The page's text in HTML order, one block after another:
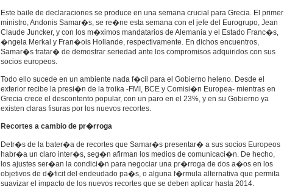
Este baile de declaraciones se produce en una semana crucial para Grecia. El primer
ministro, Andonis Samar�s, se re�ne esta semana con el jefe del Eurogrupo, Jean
Claude Juncker, y con los m�ximos mandatarios de Alemania y el Estado Franc�s,
�ngela Merkal y Fran�ois Hollande, respectivamente. En dichos encuentros,
Samar�s tratar� de demostrar seriedad ante los compromisos adquiridos con sus
socios europeos.
Todo ello sucede en un ambiente nada f�cil para el Gobierno heleno. Desde el
exterior recibe la presi�n de la troika -FMI, BCE y Comisi�n Europea- mientras en
Grecia crece el descontento popular, con un paro en el 23%, y en su Gobierno ya
existen claras fisuras por los nuevos recortes.
Recortes a cambio de pr�rroga
Detr�s de la bater�a de recortes que Samar�s presentar� a sus socios Europeos
habr�a un claro inter�s, seg�n afirman los medios de comunicaci�n. De hecho,
los ajustes ser�an la condici�n para negociar una pr�rroga de dos a�os en los
objetivos de d�ficit del endeudado pa�s, o alguna f�rmula alternativa que permita
suavizar el impacto de los nuevos recortes que se deben aplicar hasta 2014.